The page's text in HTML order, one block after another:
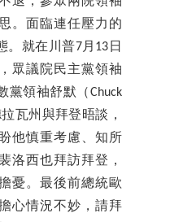
。面臨連任壓力的
。就在川普7月13日
眾議院民主黨領袖
黨領袖舒默（Chuck
瓦州與拜登晤談，
他慎重考慮、知所
洛西也拜訪拜登，
憂。最後前總統歐
心情況不妙，請拜